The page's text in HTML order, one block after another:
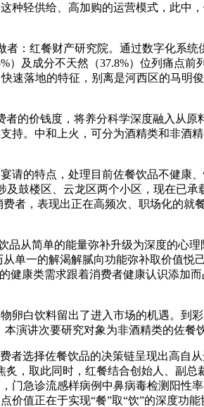
种轻供给、高加购的运营模式，此中
：红餐财产研究院。通过数字化系统
及成分不天然（37.8%）位列痛点前
速落地的特征，别离是河西区的马明
的价钱度，将养分科学深度融入从原
持。中和上火，可分为酒精类和非酒
的特点，处理目前佐餐饮品不健康
鼓楼区、云龙区两个小区，现在已承
者，表现出正在高频次、职场化的就
从简单的能量弥补升级为深度的心理
单一的解渴解腻向功能弥补取价值悦
康类需求跟着消费者健康认识添加
白饮料留出了进入市场的机遇。到彩
演讲次要研究对象为非酒精类的佐餐
选择佐餐饮品的决策链呈现出高自
，取此同时，红餐结合创始人、副总
门急诊流感样病例中鼻病毒检测阳性
值正在于实现“餐”取“饮”的深度功能